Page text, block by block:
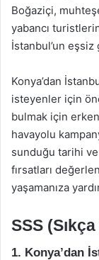
Boğaziçi,
yabancı
İstanbul’un
Konya’dan
isteyenler için
bulmak için
havayolu
sunduğu tarihi
fırsatları
yaşamanıza
SSS
1. Konya’dan